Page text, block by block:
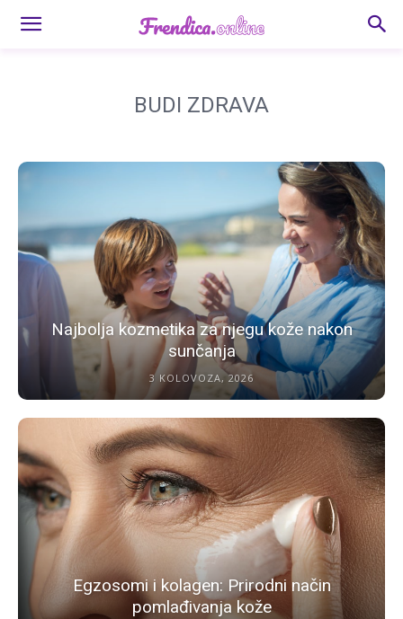
BUDI ZDRAVA
Najbolja kozmetika za njegu kože nakon
sunčanja
3 KOLOVOZA, 2026
Egzosomi i kolagen: Prirodni način
pomlađivanja kože